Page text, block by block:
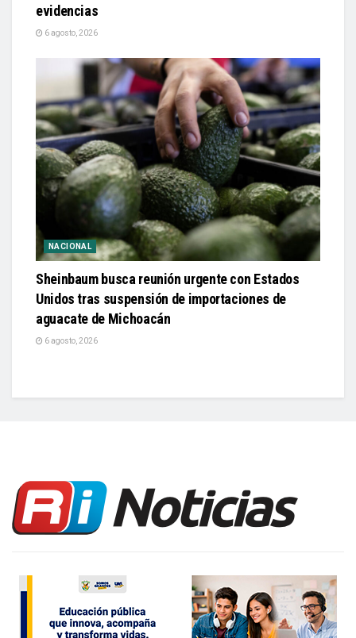
evidencias
6 agosto, 2026
NACIONAL
Sheinbaum busca reunión urgente con Estados
Unidos tras suspensión de importaciones de
aguacate de Michoacán
6 agosto, 2026